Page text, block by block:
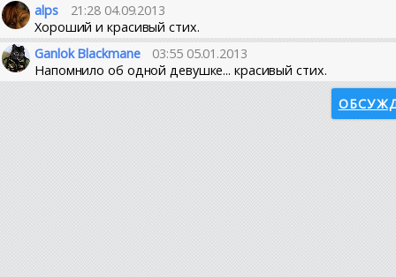
alps
21:28 04.09.2013
Хороший и красивый стих.
Ganlok Blackmane
03:55 05.01.2013
Напомнило об одной девушке... красивый стих.